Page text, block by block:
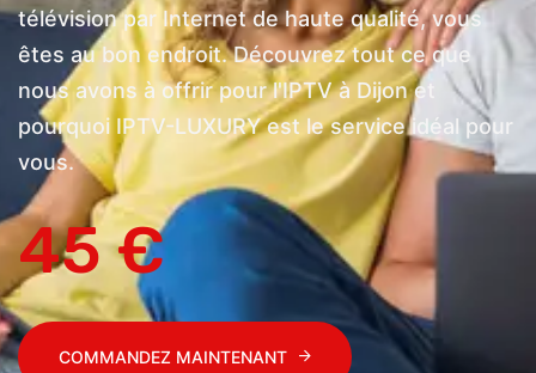
télévision par Internet de haute qualité, vous
êtes au bon endroit. Découvrez tout ce que
nous avons à offrir pour l'IPTV à Dijon et
pourquoi IPTV-LUXURY est le service idéal pour
vous.
45 €
COMMANDEZ MAINTENANT